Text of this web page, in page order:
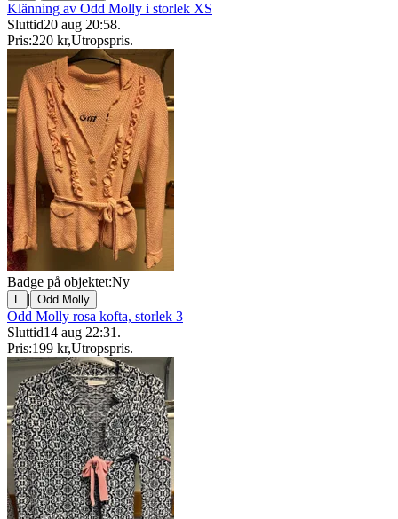
Klänning av Odd Molly i storlek XS
Sluttid20 aug 20:58.
Pris:220 kr,Utropspris.
Badge på objektet:Ny
L | Odd Molly
Odd Molly rosa kofta, storlek 3
Sluttid14 aug 22:31 .
Pris:199 kr,Utropspris.